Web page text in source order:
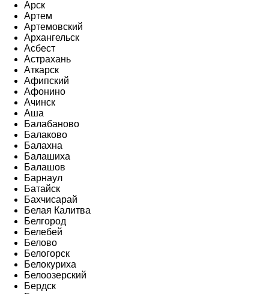
Арск
Артем
Артемовский
Архангельск
Асбест
Астрахань
Аткарск
Афипский
Афонино
Ачинск
Аша
Балабаново
Балаково
Балахна
Балашиха
Балашов
Барнаул
Батайск
Бахчисарай
Белая Калитва
Белгород
Белебей
Белово
Белогорск
Белокуриха
Белоозерский
Бердск